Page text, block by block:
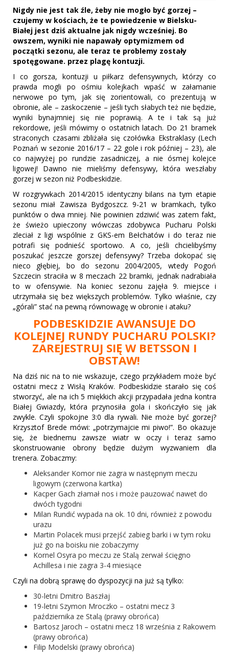
Nigdy nie jest tak źle, żeby nie mogło być gorzej –
czujemy w kościach, że te powiedzenie w Bielsku-
Białej jest dziś aktualne jak nigdy wcześniej. Bo
owszem, wyniki nie napawały optymizmem od
początki sezonu, ale teraz te problemy zostały
spotęgowane. przez plagę kontuzji.
I co gorsza, kontuzji u piłkarz defensywnych, którzy co
prawda mogli po ośmiu kolejkach wpaść w załamanie
nerwowe po tym, jak się zorientowali, co prezentują w
obronie, ale – zaskoczenie – jeśli tych słabych też nie będzie,
wyniki bynajmniej się nie poprawią. A te i tak są już
rekordowe, jeśli mówimy o ostatnich latach. Do 21 bramek
straconych czasami zbliżała się czołówka Ekstraklasy (Lech
Poznań w sezonie 2016/17 – 22 gole i rok później – 23), ale
co najwyżej po rundzie zasadniczej, a nie ósmej kolejce
ligowej! Dawno nie mieliśmy defensywy, która weszłaby
gorzej w sezon niż Podbeskidzie.
W rozgrywkach 2014/2015 identyczny bilans na tym etapie
sezonu miał Zawisza Bydgoszcz. 9-21 w bramkach, tylko
punktów o dwa mniej. Nie powinien zdziwić was zatem fakt,
że świeżo upieczony wówczas zdobywca Pucharu Polski
zleciał z ligi wspólnie z GKS-em Bełchatów i do teraz nie
potrafi się podnieść sportowo. A co, jeśli chcielibyśmy
poszukać jeszcze gorszej defensywy? Trzeba dokopać się
nieco głębiej, bo do sezonu 2004/2005, wtedy Pogoń
Szczecin straciła w 8 meczach 22 bramki, jednak nadrabiała
to w ofensywie. Na koniec sezonu zajęła 9. miejsce i
utrzymała się bez większych problemów. Tylko właśnie, czy
„górali” stać na pewną równowagę w obronie i ataku?
PODBESKIDZIE AWANSUJE DO
KOLEJNEJ RUNDY PUCHARU POLSKI?
ZAREJESTRUJ SIĘ W BETSSON I
OBSTAW!
Na dziś nic na to nie wskazuje, czego przykładem może być
ostatni mecz z Wisłą Kraków. Podbeskidzie starało się coś
stworzyć, ale na ich 5 miękkich akcji przypadała jedna kontra
Białej Gwiazdy, która przynosiła gola i skończyło się jak
zwykle. Czyli spokojne 3:0 dla rywali. Nie może być gorzej?
Krzysztof Brede mówi: „potrzymajcie mi piwo!”. Bo okazuje
się, że biednemu zawsze wiatr w oczy i teraz samo
skonstruowanie obrony będzie dużym wyzwaniem dla
trenera. Zobaczmy:
Aleksander Komor nie zagra w następnym meczu
ligowym (czerwona kartka)
Kacper Gach złamał nos i może pauzować nawet do
dwóch tygodni
Milan Rundić wypada na ok. 10 dni, również z powodu
urazu
Martin Polacek musi przejść zabieg barki i w tym roku
już go na boisku nie zobaczymy
Kornel Osyra po meczu ze Stalą zerwał ścięgno
Achillesa i nie zagra 3-4 miesiące
Czyli na dobrą sprawę do dyspozycji na już są tylko:
30-letni Dmitro Baszłaj
19-letni Szymon Mroczko – ostatni mecz 3
października ze Stalą (prawy obrońca)
Bartosz Jaroch – ostatni mecz 18 września z Rakowem
(prawy obrońca)
Filip Modelski (prawy obrońca)